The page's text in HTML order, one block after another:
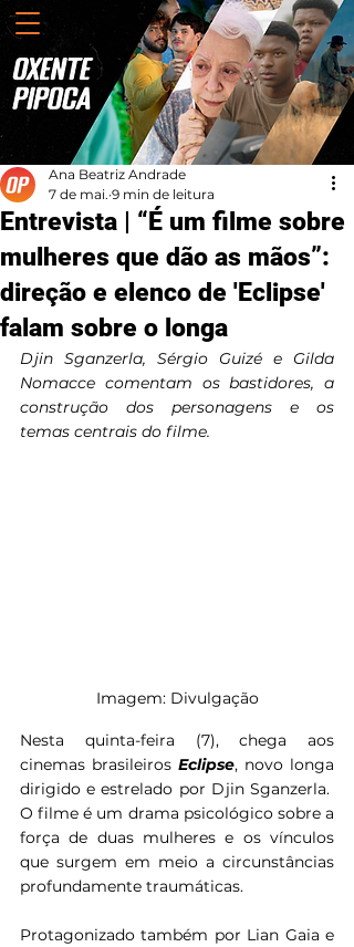
Entrevista | “É um filme sobre
mulheres que dão as mãos”:
direção e elenco de 'Eclipse'
falam sobre o longa
Ana Beatriz Andrade
7 de mai. 9 min de leitura
Djin Sganzerla, Sérgio Guizé e Gilda
Nomacce comentam os bastidores, a
construção dos personagens e os
temas centrais do filme.
Imagem: Divulgação
Nesta quinta-feira (7), chega aos
cinemas brasileiros Eclipse, novo longa
dirigido e estrelado por Djin Sganzerla.
O filme é um drama psicológico sobre a
força de duas mulheres e os vínculos
que surgem em meio a circunstâncias
profundamente traumáticas.
Protagonizado também por Lian Gaia e